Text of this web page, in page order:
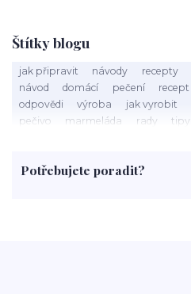
Štítky blogu
jak připravit návody recepty
návod
domácí pečení recept
odpovědi
výroba jak vyrobit
pečivo
marmeláda rady tipy
rohlíky
grilování čaj
Potřebujete poradit?